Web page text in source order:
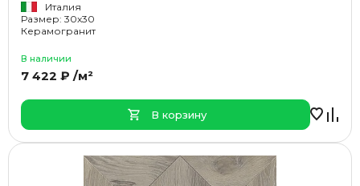
Италия
Размер: 30x30
Керамогранит
В наличии
7 422 ₽ /м²
В корзину